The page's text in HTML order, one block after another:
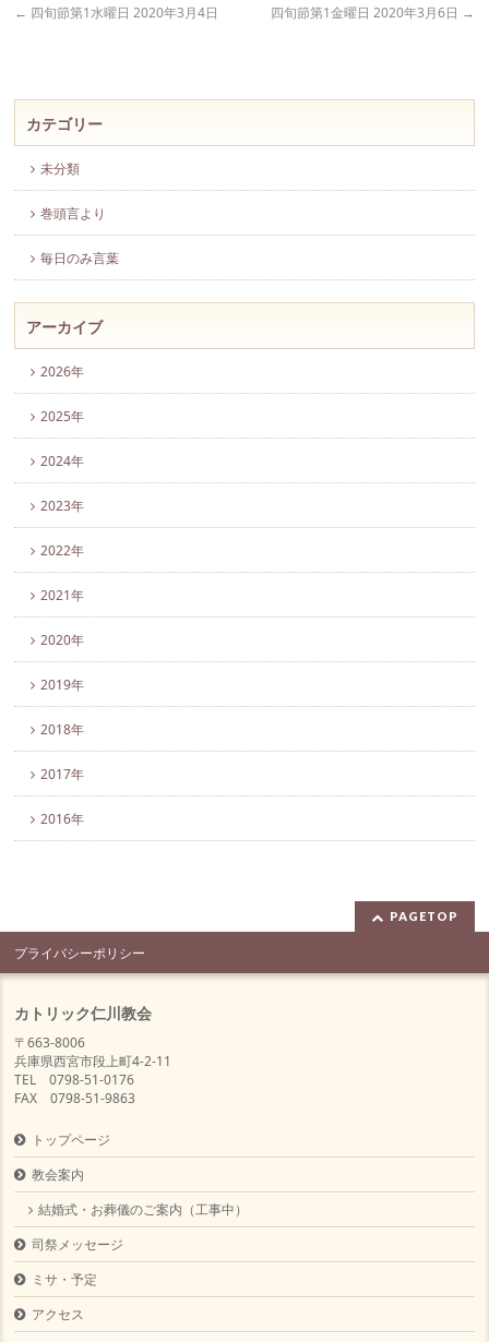
← 四旬節第1水曜日 2020年3月4日 四旬節第1金曜日 2020年3月6日 →
カテゴリー
未分類
巻頭言より
毎日のみ言葉
アーカイブ
2026年
2025年
2024年
2023年
2022年
2021年
2020年
2019年
2018年
2017年
2016年
PAGETOP
プライバシーポリシー
カトリック仁川教会
〒663-8006
兵庫県西宮市段上町4-2-11
TEL 0798-51-0176
FAX 0798-51-9863
トップページ
教会案内
結婚式・お葬儀のご案内（工事中）
司祭メッセージ
ミサ・予定
アクセス